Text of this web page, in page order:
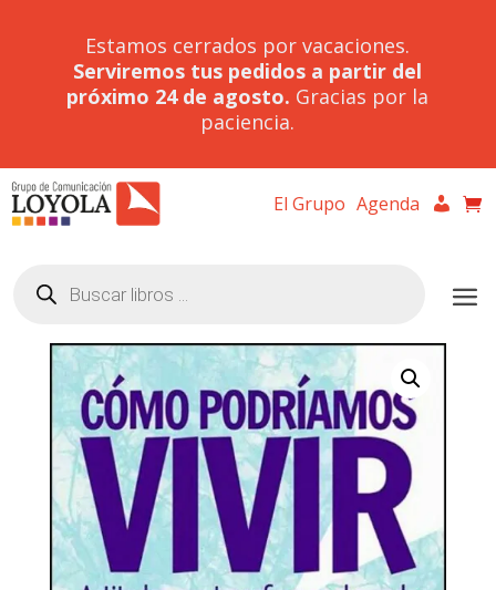
Estamos cerrados por vacaciones.
Serviremos tus pedidos a partir del
próximo 24 de agosto. Gracias por la
paciencia.
El Grupo Agenda
productos